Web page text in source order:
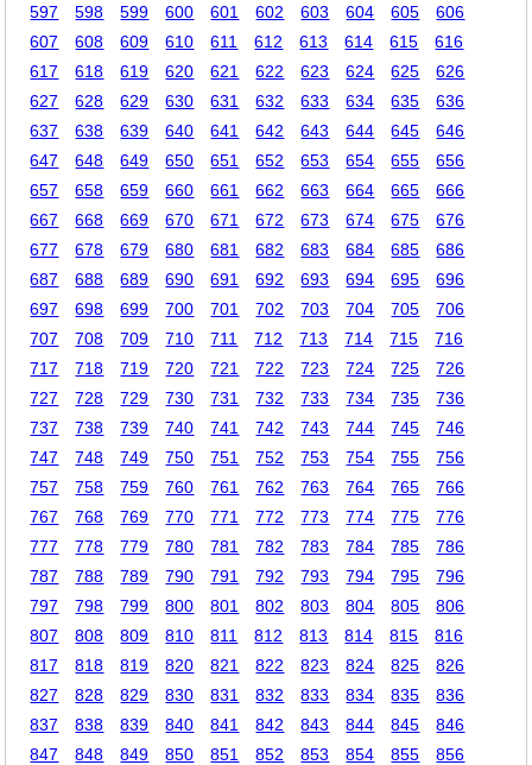
597
598 599 600 601 602 603 604 605
606
607
608 609 610 611 612 613 614 615
616
617
618 619 620 621 622 623 624 625
626
627
628 629 630 631 632 633 634 635
636
637
638 639 640 641 642 643 644 645
646
647
648 649 650 651 652 653 654 655
656
657
658 659 660 661 662 663 664 665
666
667
668 669 670 671 672 673 674 675
676
677
678 679 680 681 682 683 684 685
686
687
688 689 690 691 692 693 694 695
696
697
698 699 700 701 702 703 704 705
706
707
708 709 710 711 712 713 714 715
716
717
718 719 720 721 722 723 724 725
726
727
728 729 730 731 732 733 734 735
736
737
738 739 740 741 742 743 744 745
746
747
748 749 750 751 752 753 754 755
756
757
758 759 760 761 762 763 764 765
766
767
768 769 770 771 772 773 774 775
776
777
778 779 780 781 782 783 784 785
786
787
788 789 790 791 792 793 794 795
796
797
798 799 800 801 802 803 804 805
806
807
808 809 810 811 812 813 814 815
816
817
818 819 820 821 822 823 824 825
826
827
828 829 830 831 832 833 834 835
836
837
838 839 840 841 842 843 844 845
846
847
848 849 850 851 852 853 854 855
856